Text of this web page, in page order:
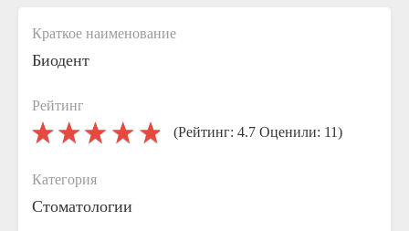
Краткое наименование
Биодент
Рейтинг
(Рейтинг: 4.7 Оценили: 11)
Категория
Стоматологии